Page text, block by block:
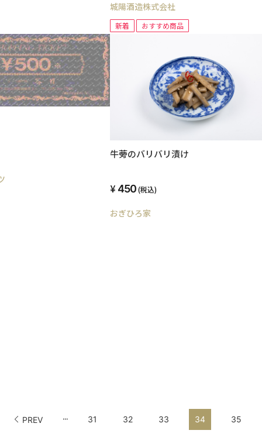
城陽酒造株式会社
新着 おすすめ商品
牛蒡のバリバリ漬け
450(税込)
おぎひろ家
PREV ... 31 32 33 34 35